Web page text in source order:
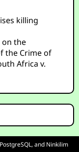
killing
on the
the Crime of
Africa v.
PostgreSQL, and Ninkilim